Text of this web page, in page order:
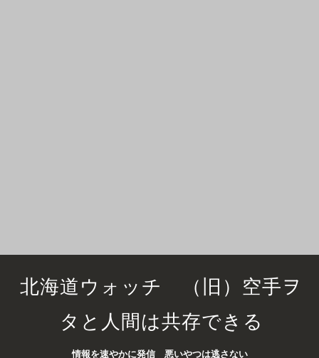
北海道ウォッチ （旧）空手ヲ
タと人間は共存できる
情報を速やかに発信 悪いやつは逃さない